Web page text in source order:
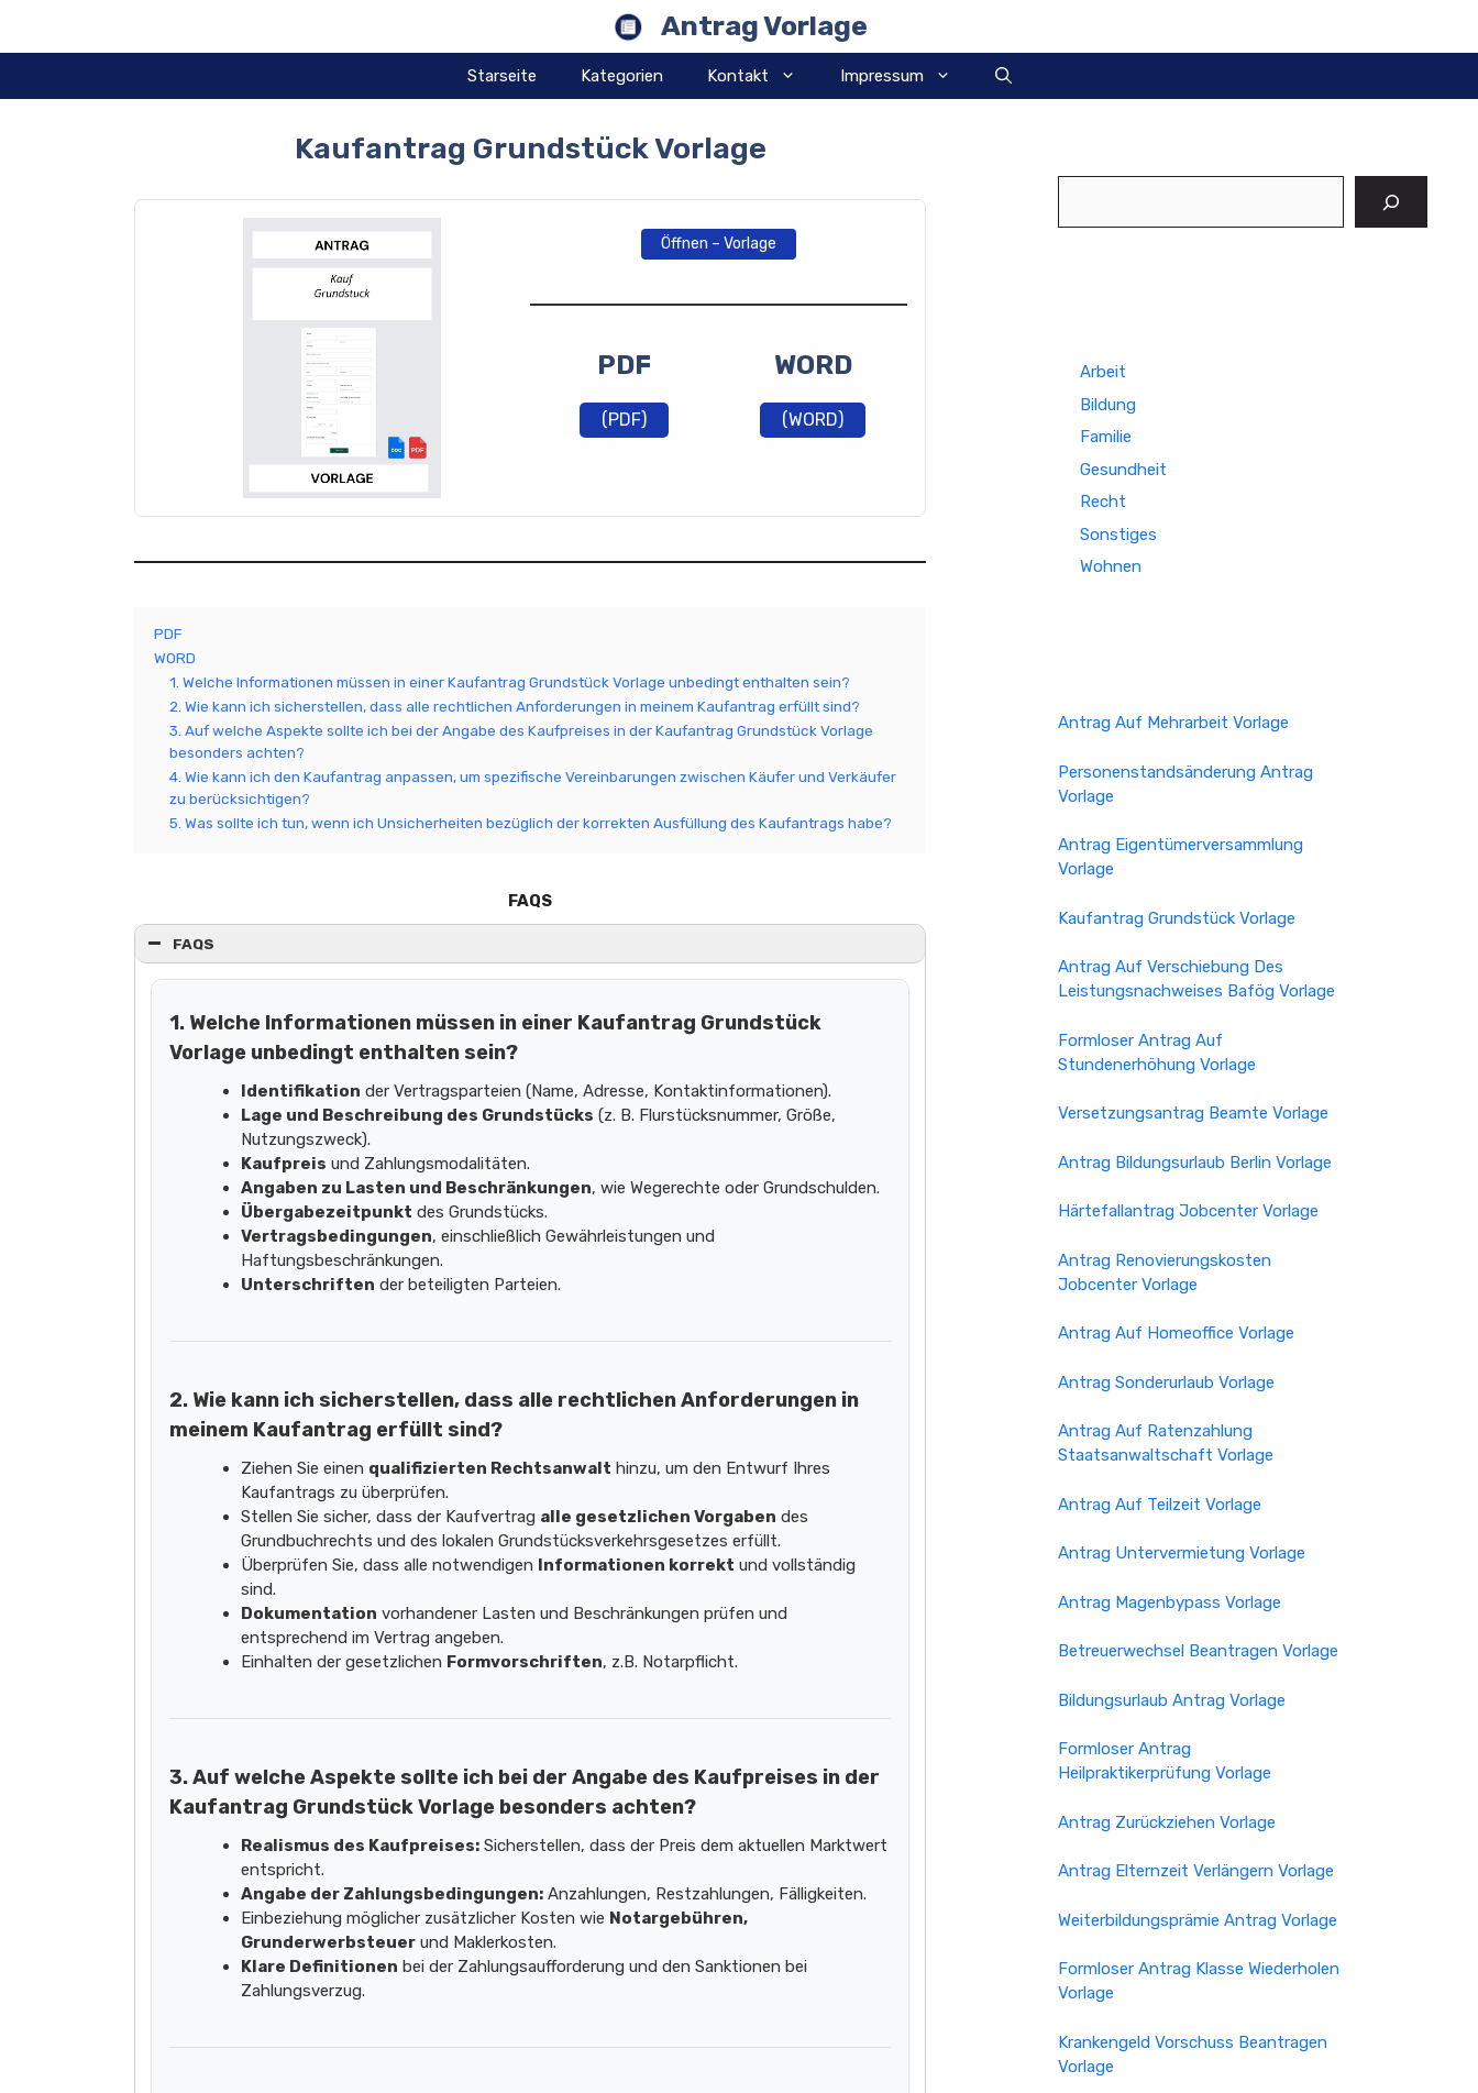
springen
Antrag Vorlage
Starseite Kategorien Kontakt Impressum
Kaufantrag Grundstück Vorlage
Öffnen – Vorlage
PDF
(PDF)
WORD
(WORD)
PDF
WORD
1. Welche Informationen müssen in einer Kaufantrag Grundstück Vorlage unbedingt enthalten sein?
2. Wie kann ich sicherstellen, dass alle rechtlichen Anforderungen in meinem Kaufantrag erfüllt sind?
3. Auf welche Aspekte sollte ich bei der Angabe des Kaufpreises in der Kaufantrag Grundstück Vorlage
besonders achten?
4. Wie kann ich den Kaufantrag anpassen, um spezifische Vereinbarungen zwischen Käufer und Verkäufer
zu berücksichtigen?
5. Was sollte ich tun, wenn ich Unsicherheiten bezüglich der korrekten Ausfüllung des Kaufantrags habe?
FAQS
FAQS
1. Welche Informationen müssen in einer Kaufantrag Grundstück
Vorlage unbedingt enthalten sein?
Identifikation der Vertragsparteien (Name, Adresse, Kontaktinformationen).
Lage und Beschreibung des Grundstücks (z. B. Flurstücksnummer, Größe,
Nutzungszweck).
Kaufpreis und Zahlungsmodalitäten.
Angaben zu Lasten und Beschränkungen, wie Wegerechte oder Grundschulden.
Übergabezeitpunkt des Grundstücks.
Vertragsbedingungen, einschließlich Gewährleistungen und
Haftungsbeschränkungen.
Unterschriften der beteiligten Parteien.
2. Wie kann ich sicherstellen, dass alle rechtlichen Anforderungen in
meinem Kaufantrag erfüllt sind?
Ziehen Sie einen qualifizierten Rechtsanwalt hinzu, um den Entwurf Ihres
Kaufantrags zu überprüfen.
Stellen Sie sicher, dass der Kaufvertrag alle gesetzlichen Vorgaben des
Grundbuchrechts und des lokalen Grundstücksverkehrsgesetzes erfüllt.
Überprüfen Sie, dass alle notwendigen Informationen korrekt und vollständig
sind.
Dokumentation vorhandener Lasten und Beschränkungen prüfen und
entsprechend im Vertrag angeben.
Einhalten der gesetzlichen Formvorschriften, z.B. Notarpflicht.
3. Auf welche Aspekte sollte ich bei der Angabe des Kaufpreises in der
Kaufantrag Grundstück Vorlage besonders achten?
Realismus des Kaufpreises: Sicherstellen, dass der Preis dem aktuellen Marktwert
entspricht.
Angabe der Zahlungsbedingungen: Anzahlungen, Restzahlungen, Fälligkeiten.
Einbeziehung möglicher zusätzlicher Kosten wie Notargebühren,
Grunderwerbsteuer und Maklerkosten.
Klare Definitionen bei der Zahlungsaufforderung und den Sanktionen bei
Zahlungsverzug.
Arbeit
Bildung
Familie
Gesundheit
Recht
Sonstiges
Wohnen
Antrag Auf Mehrarbeit Vorlage
Personenstandsänderung Antrag
Vorlage
Antrag Eigentümerversammlung
Vorlage
Kaufantrag Grundstück Vorlage
Antrag Auf Verschiebung Des
Leistungsnachweises Bafög Vorlage
Formloser Antrag Auf
Stundenerhöhung Vorlage
Versetzungsantrag Beamte Vorlage
Antrag Bildungsurlaub Berlin Vorlage
Härtefallantrag Jobcenter Vorlage
Antrag Renovierungskosten
Jobcenter Vorlage
Antrag Auf Homeoffice Vorlage
Antrag Sonderurlaub Vorlage
Antrag Auf Ratenzahlung
Staatsanwaltschaft Vorlage
Antrag Auf Teilzeit Vorlage
Antrag Untervermietung Vorlage
Antrag Magenbypass Vorlage
Betreuerwechsel Beantragen Vorlage
Bildungsurlaub Antrag Vorlage
Formloser Antrag
Heilpraktikerprüfung Vorlage
Antrag Zurückziehen Vorlage
Antrag Elternzeit Verlängern Vorlage
Weiterbildungsprämie Antrag Vorlage
Formloser Antrag Klasse Wiederholen
Vorlage
Krankengeld Vorschuss Beantragen
Vorlage